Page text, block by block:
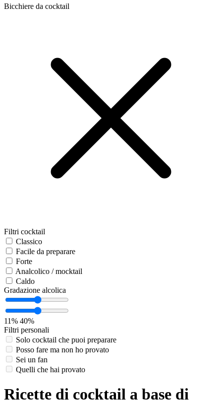
Bicchiere da cocktail
Filtri cocktail
Classico
Facile da preparare
Forte
Analcolico / mocktail
Caldo
Gradazione alcolica
11% 40%
Filtri personali
Solo cocktail che puoi preparare
Posso fare ma non ho provato
Sei un fan
Quelli che hai provato
Ricette di cocktail a base di